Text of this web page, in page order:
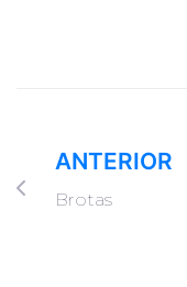
ANTERIOR
Brotas